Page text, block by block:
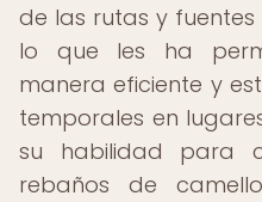
de las rutas y
lo que les ha
manera eficiente y
temporales en
su habilidad para
rebaños de